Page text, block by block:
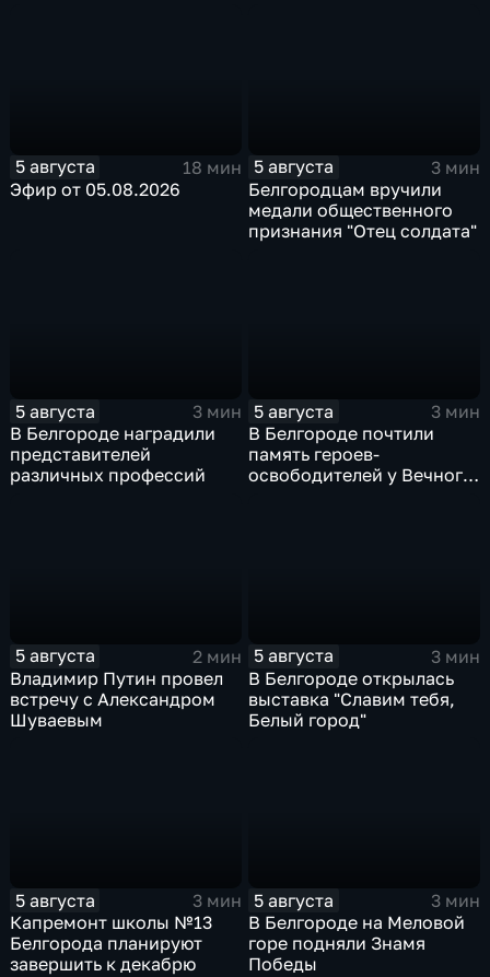
5 августа
18 мин
Эфир от 05.08.2026
5 августа
3 мин
Белгородцам вручили
медали общественного
признания "Отец солдата"
5 августа
3 мин
В Белгороде наградили
представителей
различных профессий
5 августа
3 мин
В Белгороде почтили
память героев-
освободителей у Вечного
5 августа
2 мин
Владимир Путин провел
встречу с Александром
Шуваевым
5 августа
3 мин
В Белгороде открылась
выставка "Славим тебя,
Белый город"
5 августа
3 мин
Капремонт школы №13
Белгорода планируют
завершить к декабрю
5 августа
3 мин
В Белгороде на Меловой
горе подняли Знамя
Победы